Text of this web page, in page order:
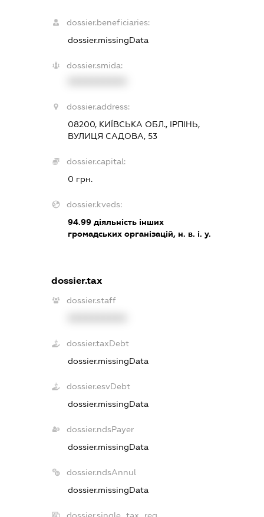
dossier.beneficiaries:
dossier.missingData
dossier.smida:
dossier.address:
08200, КИЇВСЬКА ОБЛ., ІРПІНЬ,
ВУЛИЦЯ САДОВА, 53
dossier.capital:
0 грн.
dossier.kveds:
94.99діяльність інших
громадських організацій, н. в. і. у.
dossier.tax
dossier.staff
dossier.taxDebt
dossier.missingData
dossier.esvDebt
dossier.missingData
dossier.ndsPayer
dossier.missingData
dossier.ndsAnnul
dossier.missingData